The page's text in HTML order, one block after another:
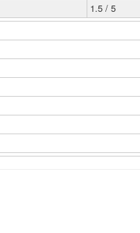
1.5 / 5